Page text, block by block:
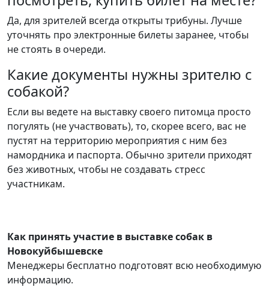
Да, для зрителей всегда открыты трибуны. Лучше
уточнять про электронные билеты заранее, чтобы
не стоять в очереди.
Какие документы нужны зрителю с
собакой?
Если вы ведете на выставку своего питомца просто
погулять (не участвовать), то, скорее всего, вас не
пустят на территорию мероприятия с ним без
намордника и паспорта. Обычно зрители приходят
без животных, чтобы не создавать стресс
участникам.
Как принять участие в выставке собак в
Новокуйбышевске
Менеджеры бесплатно подготовят всю необходимую
информацию.